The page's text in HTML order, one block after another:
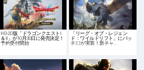
HD-2D版「ドラゴンクエストI
＆II」が10月30日に発売決定！
予約受付開始
「リーグ・オブ・レジェン
ド：ワイルドリフト」にパッ
チ2.2が実装！新チャ…